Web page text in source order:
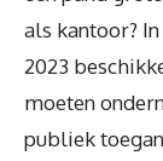
als kantoor?
2023
moeten
publiek